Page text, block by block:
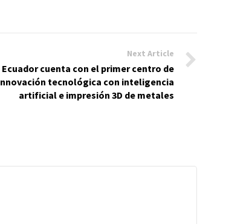
Next Article
Ecuador cuenta con el primer centro de
tecnológica con inteligencia
artificial e impresión 3D de metales